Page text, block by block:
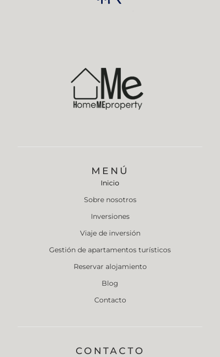
MENÚ
Inicio
Sobre nosotros
Inversiones
Viaje de inversión
Gestión de apartamentos turísticos
Reservar alojamiento
Blog
Contacto
CONTACTO